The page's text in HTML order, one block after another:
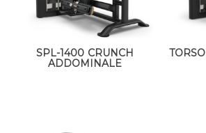
SPL-1400 CRUNCH
ADDOMINALE